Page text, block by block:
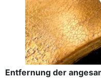
Entfernung der